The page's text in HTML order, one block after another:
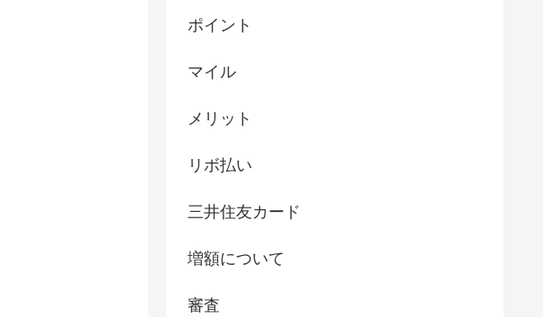
ポイント
マイル
メリット
リボ払い
三井住友カード
増額について
審査